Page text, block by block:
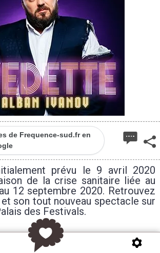
de Frequence-sud.fr en
prévu le 9 avril 2020
de la crise sanitaire liée au
12 septembre 2020. Retrouvez
son tout nouveau spectacle sur
des Festivals.
la France avec plus de 300